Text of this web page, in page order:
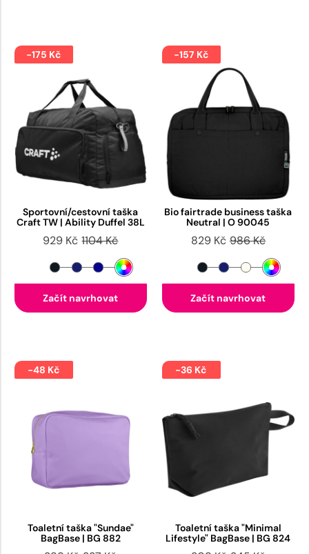
-175 Kč
Sportovní/cestovní taška
Craft TW | Ability Duffel 38L
929 Kč 1104 Kč
Začít navrhovat
-157 Kč
Bio fairtrade business taška
Neutral | O 90045
829 Kč 986 Kč
Začít navrhovat
-48 Kč
Toaletní taška "Sundae"
BagBase | BG 882
-36 Kč
Toaletní taška "Minimal
Lifestyle" BagBase | BG 824